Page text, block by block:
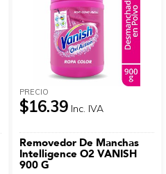
PRECIO
$16.39 Inc. IVA
Removedor De Manchas
Intelligence O2 VANISH
900 G